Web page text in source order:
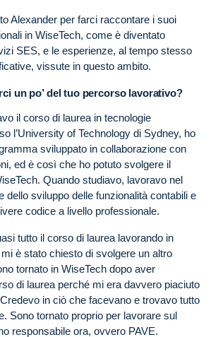
Alexander per farci raccontare i suoi
in WiseTech, come è diventato
SES, e le esperienze, al tempo stesso
vissute in questo ambito.
un po’ del tuo percorso lavorativo?
il corso di laurea in tecnologie
l’University of Technology di Sydney, ho
sviluppato in collaborazione con
ed è così che ho potuto svolgere il
Quando studiavo, lavoravo nel
dello sviluppo delle funzionalità contabili e
codice a livello professionale.
tutto il corso di laurea lavorando in
è stato chiesto di svolgere un altro
tornato in WiseTech dopo aver
di laurea perché mi era davvero piaciuto
in ciò che facevano e trovavo tutto
Sono tornato proprio per lavorare sul
responsabile ora, ovvero PAVE.